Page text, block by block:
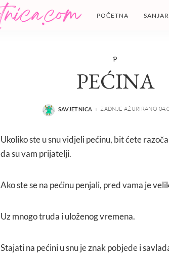
POČETNA
P
PEĆINA
POSTED
SAVJETNICA ZADNJE AŽURIRANO
Ukoliko ste u snu vidjeli pećinu, bit ćete
da su vam prijatelji.
Ako ste se na pećinu penjali, pred vama je
Uz mnogo truda i uloženog vremena.
Stajati na pećini u snu je znak pobjede i